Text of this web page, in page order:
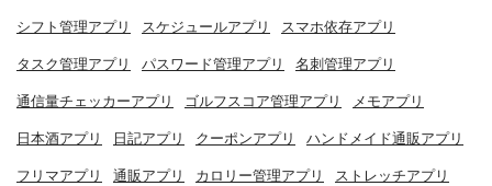
シフト管理アプリ スケジュールアプリ スマホ依存アプリ
タスク管理アプリ パスワード管理アプリ 名刺管理アプリ
通信量チェッカーアプリ ゴルフスコア管理アプリ メモアプリ
日本酒アプリ 日記アプリ クーポンアプリ ハンドメイド通販アプリ
フリマアプリ 通販アプリ カロリー管理アプリ ストレッチアプリ